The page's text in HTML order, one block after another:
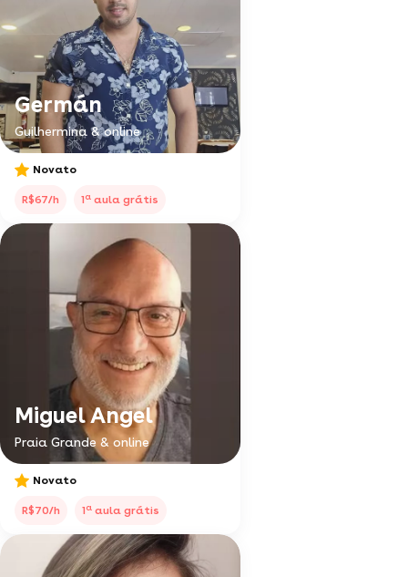
Germán
Guilhermina & online
Novato
R$67/h 1a aula grátis
Miguel Angel
Praia Grande & online
Novato
R$70/h 1a aula grátis